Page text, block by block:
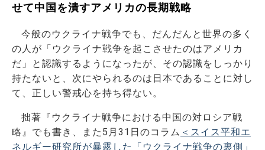
せて中国を潰すアメリカの長期戦略
今般のウクライナ戦争でも、だんだんと世界の多く
の人が「ウクライナ戦争を起こさせたのはアメリカ
だ」と認識するようになったが、その認識をしっかり
持たないと、次にやられるのは日本であることに対し
て、正しい警戒心を持ち得ない。
拙著『ウクライナ戦争における中国の対ロシア戦
略』でも書き、また5月31日のコラム ＜スイス平和エ
ネルギー研究所が暴露した「ウクライナ戦争の裏側」